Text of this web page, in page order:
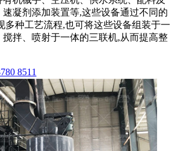
凝剂添加装置等,这些设备通过不同的
多种工艺流程,也可将这些设备组装于一
拌、喷射于一体的三联机,从而提高整
8511